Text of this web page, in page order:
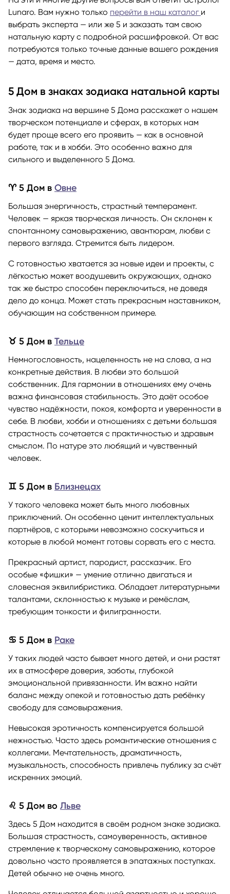
Lunaro. Вам нужно только перейти в наш каталог и
выбрать эксперта — или же 5 и заказать там свою
натальную карту с подробной расшифровкой. От вас
потребуются только точные данные вашего рождения
— дата, время и место.
5 Дом в знаках зодиака натальной карты
Знак зодиака на вершине 5 Дома расскажет о нашем
творческом потенциале и сферах, в которых нам
будет проще всего его проявить — как в основной
работе, так и в хобби. Это особенно важно для
сильного и выделенного 5 Дома.
♈ 5 Дом в Овне
Большая энергичность, страстный темперамент.
Человек — яркая творческая личность. Он склонен к
спонтанному самовыражению, авантюрам, любви с
первого взгляда. Стремится быть лидером.
С готовностью хватается за новые идеи и проекты, с
лёгкостью может воодушевить окружающих, однако
так же быстро способен переключиться, не доведя
дело до конца. Может стать прекрасным наставником,
обучающим на собственном примере.
♉ 5 Дом в Тельце
Немногословность, нацеленность не на слова, а на
конкретные действия. В любви это большой
собственник. Для гармонии в отношениях ему очень
важна финансовая стабильность. Это даёт особое
чувство надёжности, покоя, комфорта и уверенности в
себе. В любви, хобби и отношениях с детьми большая
страстность сочетается с практичностью и здравым
смыслом. По натуре это любящий и чувственный
человек.
♊ 5 Дом в Близнецах
У такого человека может быть много любовных
приключений. Он особенно ценит интеллектуальных
партнёров, с которыми невозможно соскучиться и
которые в любой момент готовы сорвать его с места.
Прекрасный артист, пародист, рассказчик. Его
особые «фишки» — умение отлично двигаться и
словесная эквилибристика. Обладает литературными
талантами, склонностью к музыке и ремёслам,
требующим тонкости и филигранности.
♋ 5 Дом в Раке
У таких людей часто бывает много детей, и они растят
их в атмосфере доверия, заботы, глубокой
эмоциональной привязанности. Им важно найти
баланс между опекой и готовностью дать ребёнку
свободу для самовыражения.
Невысокая эротичность компенсируется большой
нежностью. Часто здесь романтические отношения с
коллегами. Мечтательность, драматичность,
музыкальность, способность привлечь публику за счёт
искренних эмоций.
♌ 5 Дом во Льве
Здесь 5 Дом находится в своём родном знаке зодиака.
Большая страстность, самоуверенность, активное
стремление к творческому самовыражению, которое
довольно часто проявляется в эпатажных поступках.
Детей обычно не очень много.